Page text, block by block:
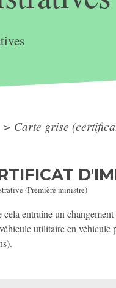
> Carte grise
(Première ministre)
entraîne un
utilitaire en